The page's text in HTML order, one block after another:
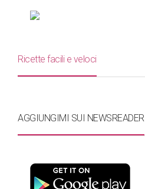
Ricette facili e veloci
AGGIUNGIMI SUI NEWSREADER